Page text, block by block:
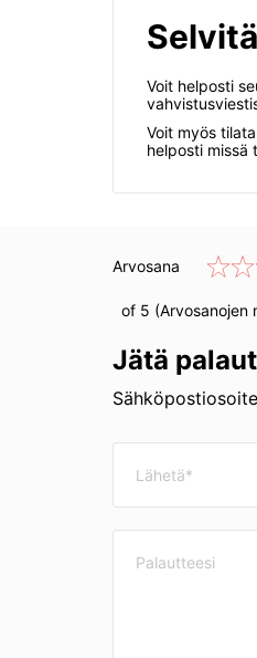
Voit helposti
Voit myös
helposti missä
Arvosana
of 5 (Arvosanojen
Jätä